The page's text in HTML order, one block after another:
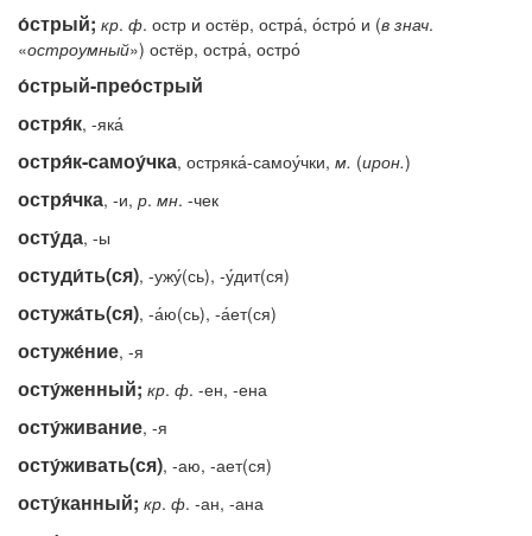
о́стрый; кр. ф. остр и остёр, остра́, о́стро́ и (в знач.
«остроумный») остёр, остра́, остро́
о́стрый-прео́стрый
остря́к, -яка́
остря́к-самоу́чка, остряка́-самоу́чки, м. (ирон.)
остря́чка, -и, р. мн. -чек
осту́да, -ы
остуди́ть(ся), -ужу́(сь), -у́дит(ся)
остужа́ть(ся), -а́ю(сь), -а́ет(ся)
остуже́ние, -я
осту́женный; кр. ф. -ен, -ена
осту́живание, -я
осту́живать(ся), -аю, -ает(ся)
осту́канный; кр. ф. -ан, -ана